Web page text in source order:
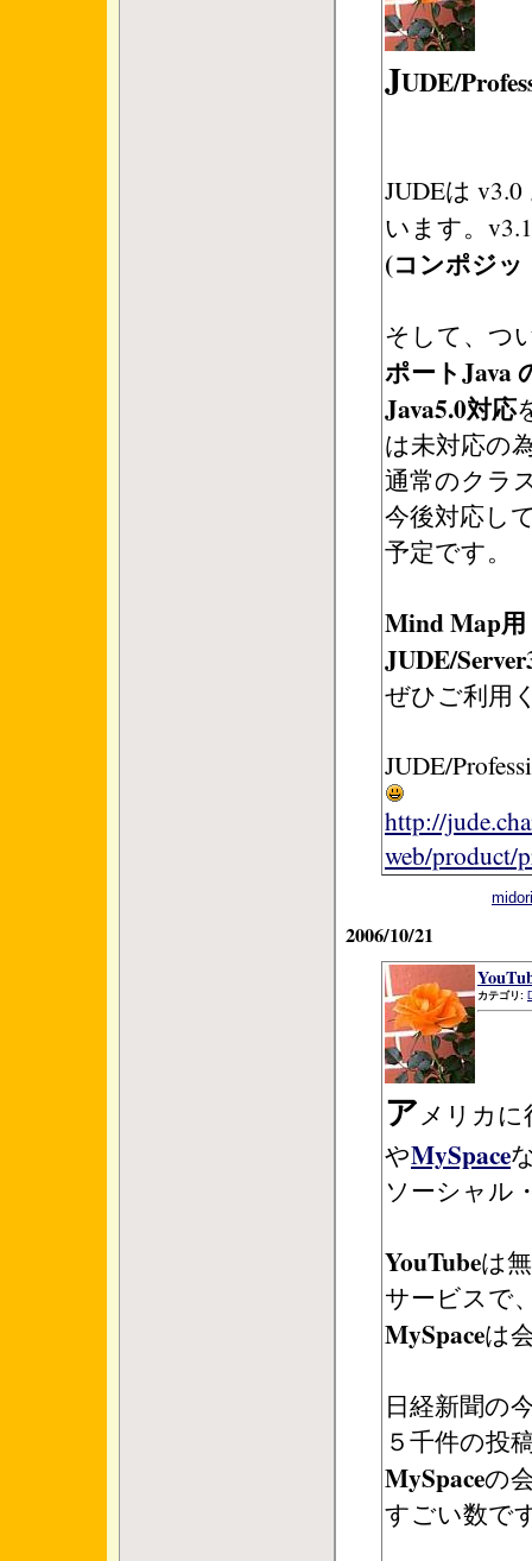
JUDE/
JUDEは
います。
(コンポジッ
そして、つ
ポートJava
Java5.0対応
は未対応の
通常のクラ
今後対応し
予定です。
Mind Map
JUDE/
ぜひご利用
JUDE/
http://
web/product/
2006/10/21
カテゴリ:
ア メリカ
やMySpace
ソーシャル
YouTubeは
サービスで
MySpaceは
日経新聞の
５千件の投
MySpaceの
すごい数で